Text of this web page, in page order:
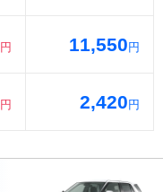
円 11,550円
円 2,420円